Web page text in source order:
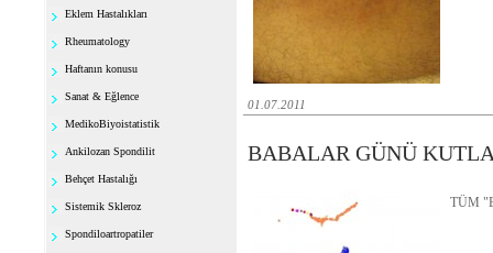
Eklem Hastalıkları
Rheumatology
Haftanın konusu
Sanat & Eğlence
MedikoBiyoistatistik
Ankilozan Spondilit
Behçet Hastalığı
Sistemik Skleroz
Spondiloartropatiler
01.07.2011
BABALAR GÜNÜ
TÜM